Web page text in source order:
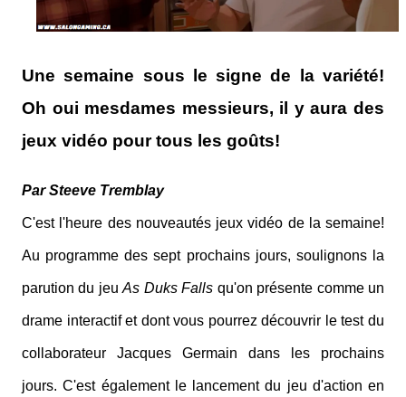
Une semaine sous le signe de la variété!
Oh oui mesdames messieurs, il y aura des
jeux vidéo pour tous les goûts!
Par Steeve Tremblay
C'est l'heure des nouveautés jeux vidéo de la semaine!
Au programme des sept prochains jours, soulignons la
parution du jeuAs Duks Falls qu'on présente comme un
drame interactif et dont vous pourrez découvrir le test du
collaborateur Jacques Germain dans les prochains
jours. C'est également le lancement du jeu d'action en